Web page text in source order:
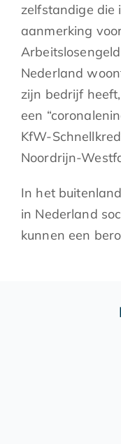
zelfstandige die
aanmerking
Nederland
zijn bedrijf
een
KfW-
Noordrijn-
In het
in Nederland
kunnen een